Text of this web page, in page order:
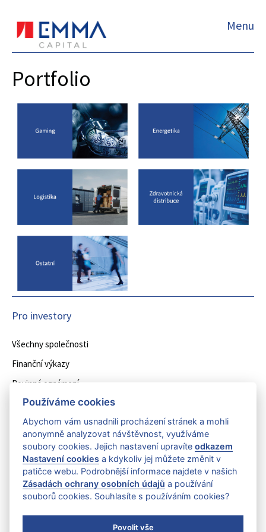
Menu
Portfolio
Pro investory
Všechny společnosti
Finanční výkazy
Povinná oznámení
Další oznámení
Struktura skupiny
Oznámení
EMMA Capital navyšuje svůj podíl ve společnosti Entain CEE
Tiskové zprávy
Používáme cookies
Abychom vám usnadnili procházení stránek a mohli
anonymně analyzovat návštěvnost, využíváme
soubory cookies. Jejich nastavení upravíteodkazem
Nastavení cookies a kdykoliv jej můžete změnit v
patičce webu. Podrobnější informace najdete v našich
Zásadách ochrany osobních údajů a používání
souborů cookies. Souhlasíte s používáním cookies?
Povolit vše